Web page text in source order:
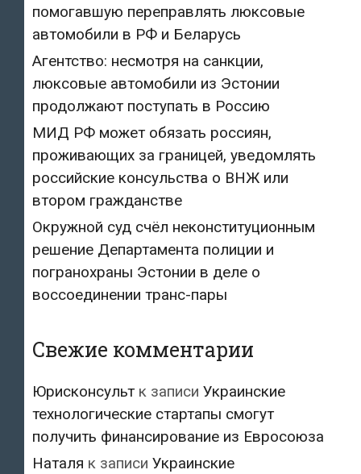
помогавшую переправлять люксовые
автомобили в РФ и Беларусь
Агентство: несмотря на санкции,
люксовые автомобили из Эстонии
продолжают поступать в Россию
МИД РФ может обязать россиян,
проживающих за границей, уведомлять
российские консульства о ВНЖ или
втором гражданстве
Окружной суд счёл неконституционным
решение Департамента полиции и
погранохраны Эстонии в деле о
воссоединении транс-пары
Свежие комментарии
Юрисконсульт к записи Украинские
технологические стартапы смогут
получить финансирование из Евросоюза
Наталя к записи Украинские